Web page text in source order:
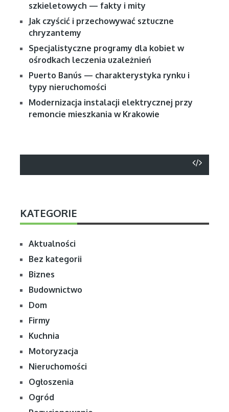
szkieletowych — fakty i mity
Jak czyścić i przechowywać sztuczne
chryzantemy
Specjalistyczne programy dla kobiet w
ośrodkach leczenia uzależnień
Puerto Banús — charakterystyka rynku i
typy nieruchomości
Modernizacja instalacji elektrycznej przy
remoncie mieszkania w Krakowie
KATEGORIE
Aktualności
Bez kategorii
Biznes
Budownictwo
Dom
Firmy
Kuchnia
Motoryzacja
Nieruchomości
Ogłoszenia
Ogród